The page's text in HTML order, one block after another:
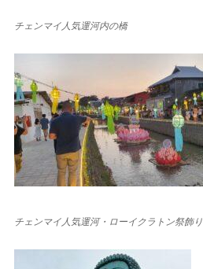
チェンマイ人気運河内の橋
チェンマイ人気運河・ローイクラトン祭飾り